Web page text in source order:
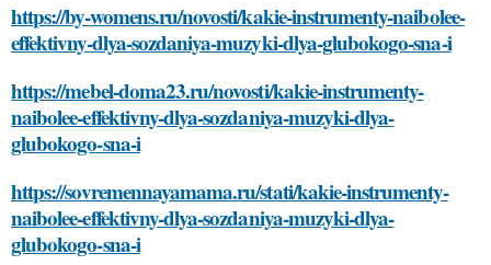
https://by-womens.ru/novosti/kakie-instrumenty-naibolee-
effektivny-dlya-sozdaniya-muzyki-dlya-glubokogo-sna-i
https://mebel-doma23.ru/novosti/kakie-instrumenty-
naibolee-effektivny-dlya-sozdaniya-muzyki-dlya-
glubokogo-sna-i
https://sovremennayamama.ru/stati/kakie-instrumenty-
naibolee-effektivny-dlya-sozdaniya-muzyki-dlya-
glubokogo-sna-i